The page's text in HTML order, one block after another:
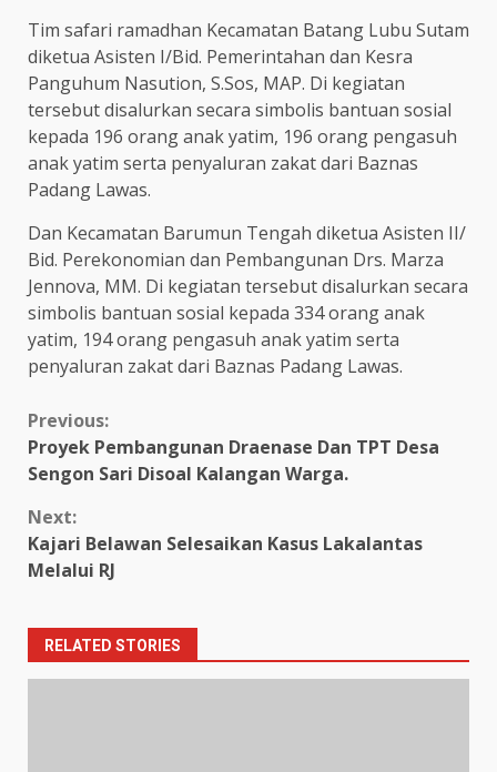
Tim safari ramadhan Kecamatan Batang Lubu Sutam
diketua Asisten I/Bid. Pemerintahan dan Kesra
Panguhum Nasution, S.Sos, MAP. Di kegiatan
tersebut disalurkan secara simbolis bantuan sosial
kepada 196 orang anak yatim, 196 orang pengasuh
anak yatim serta penyaluran zakat dari Baznas
Padang Lawas.
Dan Kecamatan Barumun Tengah diketua Asisten II/
Bid. Perekonomian dan Pembangunan Drs. Marza
Jennova, MM. Di kegiatan tersebut disalurkan secara
simbolis bantuan sosial kepada 334 orang anak
yatim, 194 orang pengasuh anak yatim serta
penyaluran zakat dari Baznas Padang Lawas.
Continue
Reading
Previous:
Proyek Pembangunan Draenase Dan TPT Desa
Sengon Sari Disoal Kalangan Warga.
Next:
Kajari Belawan Selesaikan Kasus Lakalantas
Melalui RJ
RELATED STORIES